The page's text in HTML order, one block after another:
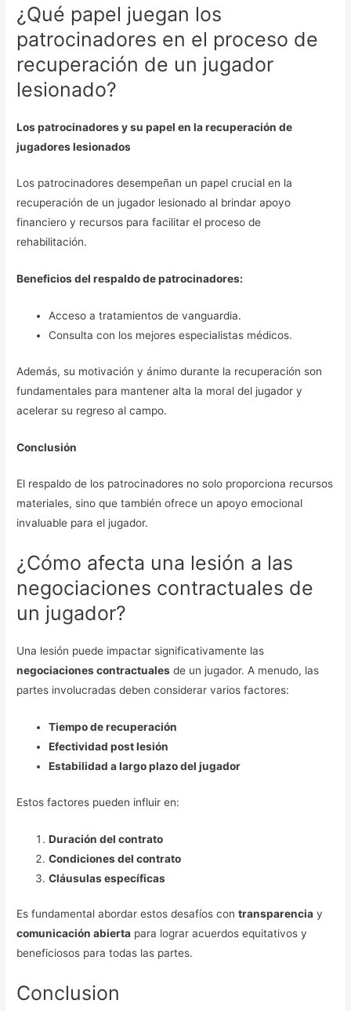
¿Qué papel juegan los
patrocinadores en el proceso de
recuperación de un jugador
lesionado?
Los patrocinadores y su papel en la recuperación de
jugadores lesionados
Los patrocinadores desempeñan un papel crucial en la
recuperación de un jugador lesionado al brindar apoyo
financiero y recursos para facilitar el proceso de
rehabilitación.
Beneficios del respaldo de patrocinadores:
Acceso a tratamientos de vanguardia.
Consulta con los mejores especialistas médicos.
Además, su motivación y ánimo durante la recuperación son
fundamentales para mantener alta la moral del jugador y
acelerar su regreso al campo.
Conclusión
El respaldo de los patrocinadores no solo proporciona recursos
materiales, sino que también ofrece un apoyo emocional
invaluable para el jugador.
¿Cómo afecta una lesión a las
negociaciones contractuales de
un jugador?
Una lesión puede impactar significativamente las
negociaciones contractuales de un jugador. A menudo, las
partes involucradas deben considerar varios factores:
Tiempo de recuperación
Efectividad post lesión
Estabilidad a largo plazo del jugador
Estos factores pueden influir en:
Duración del contrato
Condiciones del contrato
Cláusulas específicas
Es fundamental abordar estos desafíos contransparencia y
comunicación abierta para lograr acuerdos equitativos y
beneficiosos para todas las partes.
Conclusion